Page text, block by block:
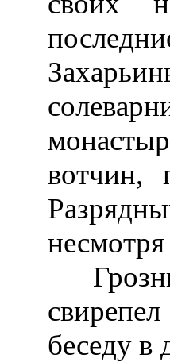
вотчин,
беседу в